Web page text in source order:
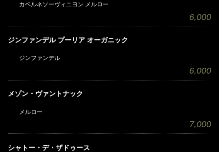
カベルネソーヴィニヨン メルロー
6,000
ジンファンデル プーリア オーガニック
ジンファンデル
6,000
メゾン・ヴァントナック
メルロー
7,000
シャトー・デ・ザドゥース